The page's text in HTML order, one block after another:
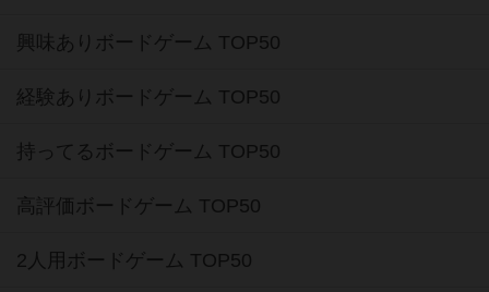
興味ありボードゲーム TOP50
経験ありボードゲーム TOP50
持ってるボードゲーム TOP50
高評価ボードゲーム TOP50
2人用ボードゲーム TOP50